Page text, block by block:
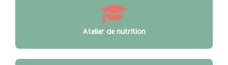
Atelier de nutrition